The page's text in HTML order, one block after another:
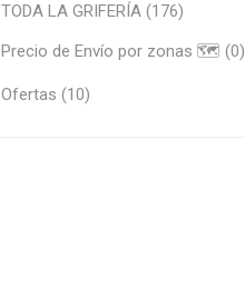
TODA LA GRIFERÍA (176)
Precio de Envío por zonas 🗺️ (0)
Ofertas (10)